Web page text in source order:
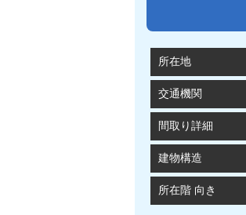
所在地
交通機関
間取り詳細
建物構造
所在階 向き